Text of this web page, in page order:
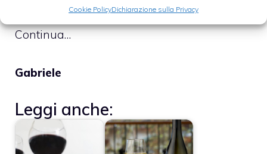
Cookie PolicyDichiarazione sulla Privacy
Continua…
Gabriele
Leggi anche: